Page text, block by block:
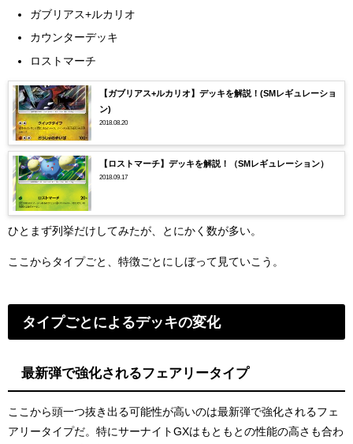
ガブリアス+ルカリオ
カウンターデッキ
ロストマーチ
【ガブリアス+ルカリオ】デッキを解説！(SMレギュレーショ
ン)
2018.08.20
【ロストマーチ】デッキを解説！（SMレギュレーション）
2018.09.17
ひとまず列挙だけしてみたが、とにかく数が多い。
ここからタイプごと、特徴ごとにしぼって見ていこう。
タイプごとによるデッキの変化
最新弾で強化されるフェアリータイプ
ここから頭一つ抜き出る可能性が高いのは最新弾で強化されるフェ
アリータイプだ。特にサーナイトGXはもともとの性能の高さも合わ